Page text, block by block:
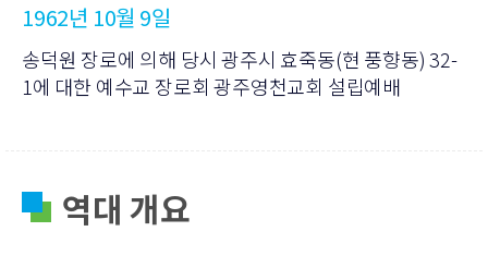
1962년 10월 9일
송덕원 장로에 의해 당시 광주시 효죽동(현 풍향동) 32-
1에 대한 예수교 장로회 광주영천교회 설립예배
역대 개요